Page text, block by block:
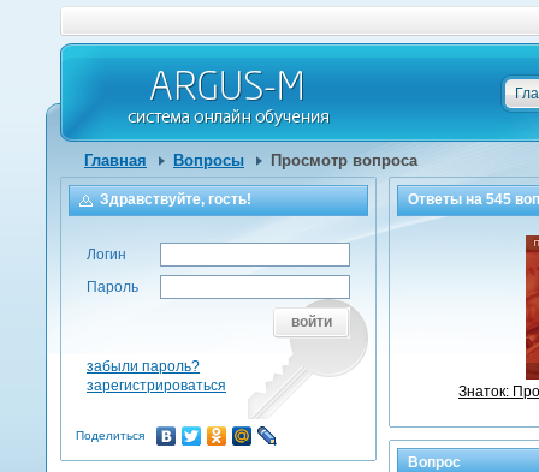
Главная Вопросы Просмотр вопроса
Ответы на545
Знаток:
Вопрос
Здравствуйте, гость!
Логин
Пароль
войти
забыли пароль?
зарегистрироваться
Поделиться